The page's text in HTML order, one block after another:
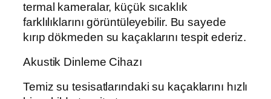
termal kameralar, küçük sıcaklık
farklılıklarını görüntüleyebilir. Bu sayede
kırıp dökmeden su kaçaklarını tespit ederiz.
Akustik Dinleme Cihazı
Temiz su tesisatlarındaki su kaçaklarını hızlı